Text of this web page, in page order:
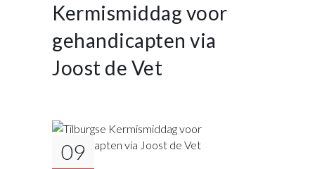
Kermismiddag voor
gehandicapten via
Joost de Vet
09